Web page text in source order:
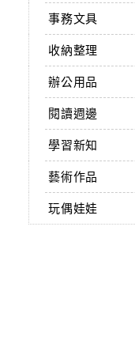
事務文具
收納整理
辦公用品
閱讀週邊
學習新知
藝術作品
玩偶娃娃